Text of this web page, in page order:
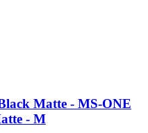
Matte - MS-ONE
- M